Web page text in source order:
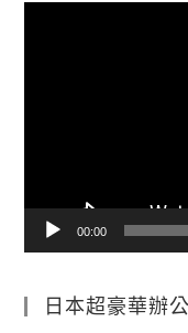
00:00
日本超豪華辦